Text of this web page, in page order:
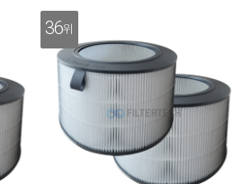
36위